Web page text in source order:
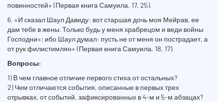
повинностей» (Первая книга Самуила, 17, 25).
6. «И сказал Шаул Давиду: вот старшая дочь моя Мейрав, ее
дам тебе в жены. Только будь у меня храбрецом и веди войны
Господни»; ибо Шаул думал: пусть не от меня он пострадает, а
от рук филистимлян» (Первая книга Самуила, 18, 17).
Вопросы:
1) В чем главное отличие первого стиха от остальных?
2) Чем отличаются события, описанные в первых трех
отрывках, от событий, зафиксированных в 4-м и 5-м абзацах?